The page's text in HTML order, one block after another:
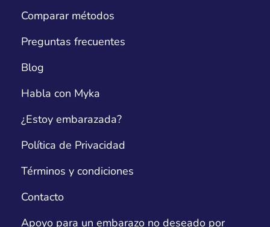
Comparar métodos
Preguntas frecuentes
Blog
Habla con Myka
¿Estoy embarazada?
Política de Privacidad
Términos y condiciones
Contacto
Apoyo para un embarazo no deseado por